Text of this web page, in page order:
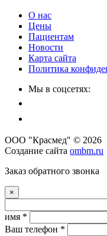
О нас
Цены
Пациентам
Новости
Карта сайта
Политика
Мы в соцсетях:
ООО "Красмед" © 2026
Создание сайта ombm.ru
Заказ обратного звонка
×
имя *
Ваш телефон *